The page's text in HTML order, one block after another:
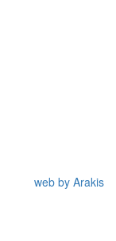
web by Arakis